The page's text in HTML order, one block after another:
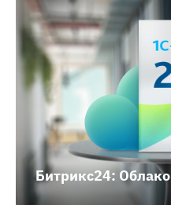
Битрикс24: Облако